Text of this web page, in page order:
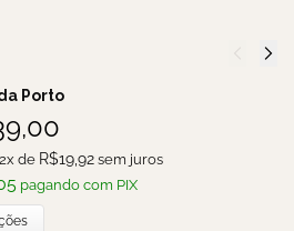
Porto
de R$19,92 sem juros
pagando com PIX